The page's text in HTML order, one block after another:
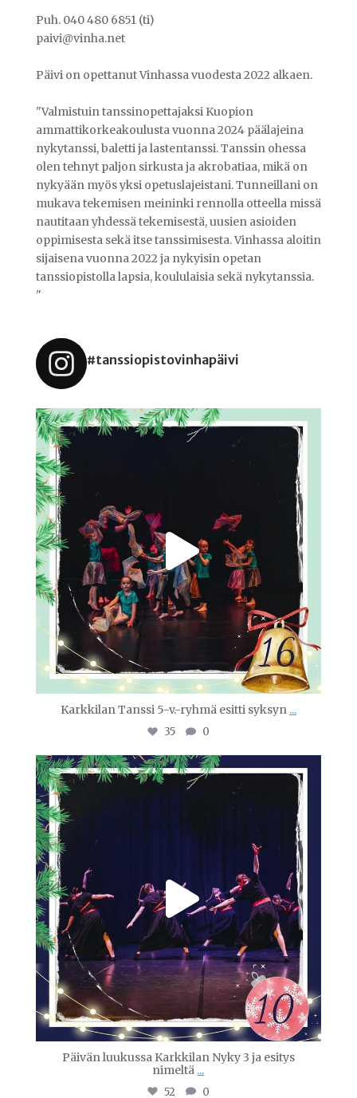
Puh. 040 480 6851 (ti)
paivi@vinha.net
Päivi on opettanut Vinhassa vuodesta 2022 alkaen.
"Valmistuin tanssinopettajaksi Kuopion
ammattikorkeakoulusta vuonna 2024 päälajeina
nykytanssi, baletti ja lastentanssi. Tanssin ohessa
olen tehnyt paljon sirkusta ja akrobatiaa, mikä on
nykyään myös yksi opetuslajeistani. Tunneillani on
mukava tekemisen meininki rennolla otteella missä
nautitaan yhdessä tekemisestä, uusien asioiden
oppimisesta sekä itse tanssimisesta. Vinhassa aloitin
sijaisena vuonna 2022 ja nykyisin opetan
tanssiopistolla lapsia, koululaisia sekä nykytanssia.
"
#tanssiopistovinhapäivi
tanssiopistovinha
Joulu 16
Karkkilan Tanssi 5-v.-ryhmä esitti syksyn ...
35 0
tanssiopistovinha
Joulu 10
Päivän luukussa Karkkilan Nyky 3 ja esitys
nimeltä ...
52 0